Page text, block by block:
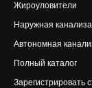
Жироуловители
Наружная
Автономная
Полный каталог
Зарегистрировать